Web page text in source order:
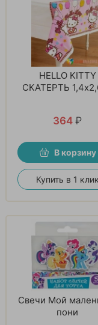
HELLO KITTY
СКАТЕРТЬ
364 ₽
В корзину
Купить в 1 клик
Свечи Мой
пони